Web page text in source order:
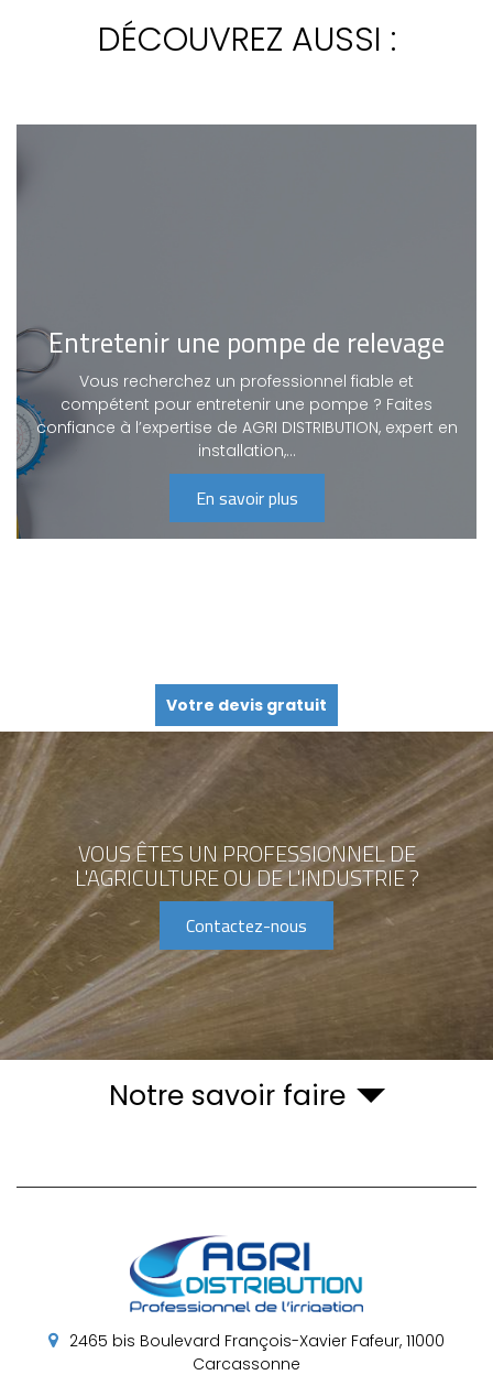
DÉCOUVREZ AUSSI :
Entretenir une pompe de relevage
Vous recherchez un professionnel fiable et
compétent pour entretenir une pompe ? Faites
confiance à l’expertise de AGRI DISTRIBUTION, expert en
installation,…
En savoir plus
Votre devis gratuit
VOUS ÊTES UN PROFESSIONNELDE
L'AGRICULTURE OU DE L'INDUSTRIE ?
Contactez-nous
Notre savoir faire
2465 bis Boulevard François-Xavier Fafeur, 11000
Carcassonne